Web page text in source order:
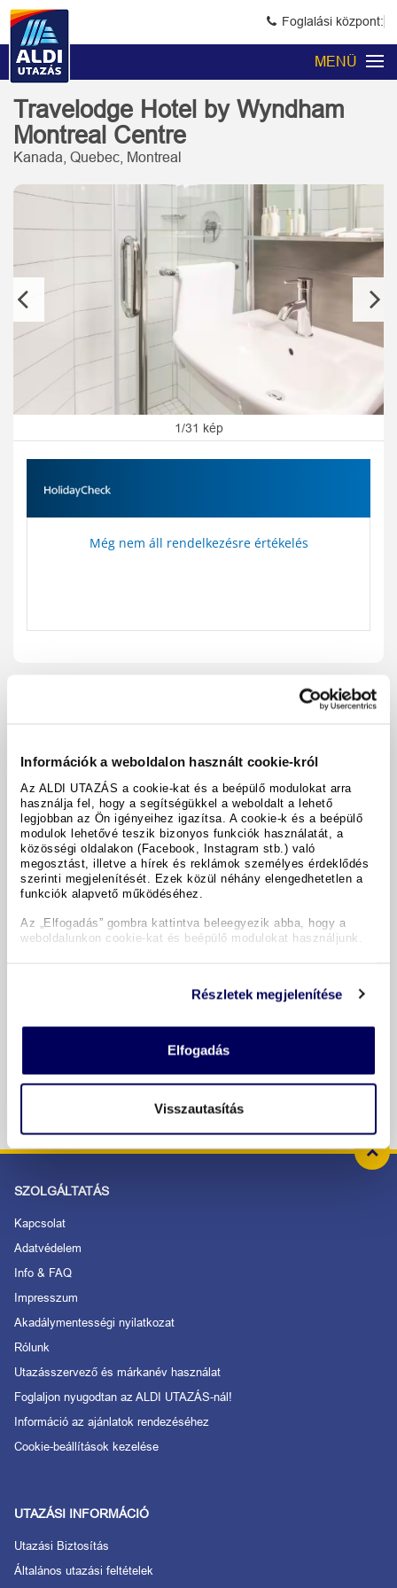
Információk a weboldalon használt cookie-król
Az ALDI UTAZÁS a cookie-kat és a beépülő modulokat arra
használja fel, hogy a segítségükkel a weboldalt a lehető
legjobban az Ön igényeihez igazítsa. A cookie-k és a beépülő
modulok lehetővé teszik bizonyos funkciók használatát, a
közösségi oldalakon (Facebook, Instagram stb.) való
megosztást, illetve a hírek és reklámok személyes érdeklődés
szerinti megjelenítését. Ezek közül néhány elengedhetetlen a
funkciók alapvető működéséhez.
Az „Elfogadás” gombra kattintva beleegyezik abba, hogy a
weboldalunkon cookie-kat és beépülő modulokat használjunk.
Részletek megjelenítése
Elfogadás
Visszautasítás
Foglalási központ:
MENÜ
Travelodge Hotel by Wyndham
Montreal Centre
Kanada, Quebec, Montreal
Previous
1/31 kép
Még nem áll rendelkezésre értékelés
Felszereltség és tények
A hotel részletei
Időpontok & árak
BIZTONSÁGOS RENDELÉS ÉS FIZETÉS
SZOLGÁLTATÁS
Kapcsolat
Adatvédelem
Info & FAQ
Impresszum
Akadálymentességi nyilatkozat
Rólunk
Utazásszervező és márkanév használat
Foglaljon nyugodtan az ALDI UTAZÁS-nál!
Információ az ajánlatok rendezéséhez
Cookie-beállítások kezelése
UTAZÁSI INFORMÁCIÓ
Utazási Biztosítás
Általános utazási feltételek